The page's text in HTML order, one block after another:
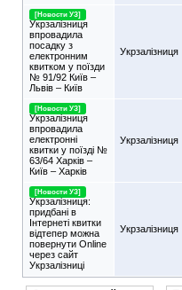
[Новости УЗ]
Укрзалізниця
впровадила
посадку з
електронним
квитком у поїзди
№ 91/92 Київ –
Львів – Київ
Укрзалізниця
[Новости УЗ]
Укрзалізниця
впровадила
електронні
квитки у поїзді №
63/64 Харків –
Київ – Харків
Укрзалізниця
[Новости УЗ]
Укрзалізниця:
придбані в
Інтернеті квитки
відтепер можна
повернути Online
через сайт
Укрзалізниці
Укрзалізниця